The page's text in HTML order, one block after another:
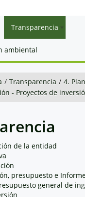
Transparencia
ambiental
/ Transparencia / 4.
- Proyectos de
de la entidad
presupuesto e
general de